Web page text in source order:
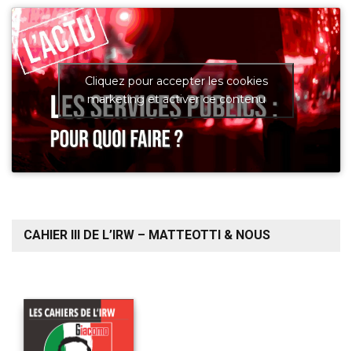
Cliquez pour accepter les cookies
marketing et activer ce contenu
CAHIER III DE L’IRW – MATTEOTTI & NOUS